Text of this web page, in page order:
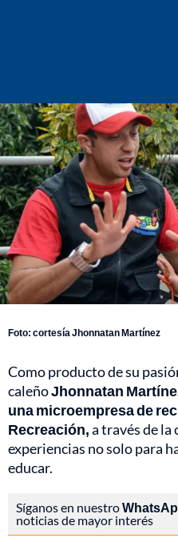
Foto: cortesía Jhonnatan Martínez
Como producto de su
caleñoJhonnatan
una microempresa de
Recreación,a través de la
experiencias no solo para
educar.
Síganos en nuestro
noticias de mayor interés